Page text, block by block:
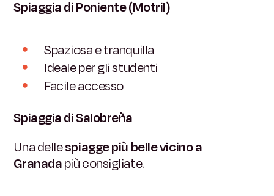
Spiaggia di Poniente (Motril)
Spaziosa e tranquilla
Ideale per gli studenti
Facile accesso
Spiaggia di Salobreña
Una dellespiagge più belle vicino a
Granadapiù consigliate.